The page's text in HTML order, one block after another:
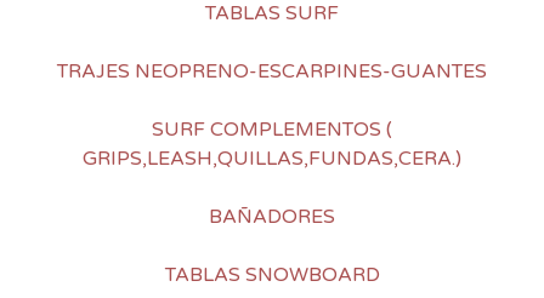
TABLAS SURF
TRAJES NEOPRENO-ESCARPINES-GUANTES
SURF COMPLEMENTOS (
GRIPS,LEASH,QUILLAS,FUNDAS,CERA.)
BAÑADORES
TABLAS SNOWBOARD